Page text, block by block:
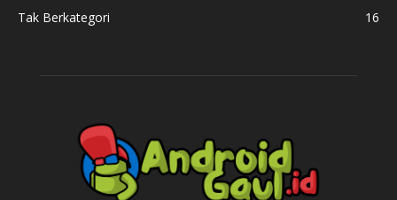
Tak Berkategori
16